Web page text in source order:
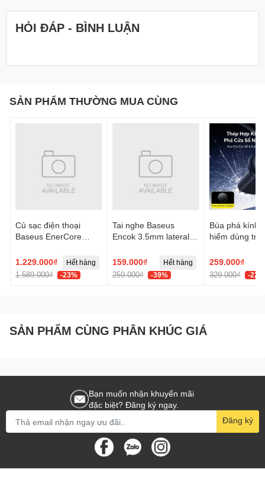
HỎI ĐÁP - BÌNH LUẬN
SẢN PHẨM THƯỜNG MUA CÙNG
Củ sạc điện thoại
Baseus EnerCore
with Dual Retractable
Cables 3C 67W US -
Đen, Model:
1.229.000₫
1.589.000₫ -23%
Hết hàng
Tai nghe Baseus
Encok 3.5mm lateral
Trắng, Model:
NGCR020002
159.000₫
259.000₫ -39%
Hết hàng
Búa phá kính
hiểm dùng
Double
Safety
259.000₫
329.000₫ -22%
SẢN PHẨM CÙNG PHÂN KHÚC GIÁ
Bạn muốn nhận khuyến mãi
đặc biệt? Đăng ký ngay.
Đăng ký